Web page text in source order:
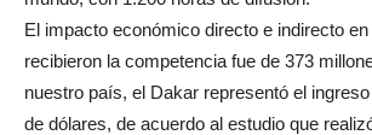
El impacto económico directo e indirecto
recibieron la competencia fue de 373
nuestro país, el Dakar representó el
de dólares, de acuerdo al estudio que